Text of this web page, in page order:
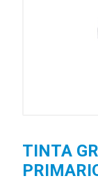
TINTA